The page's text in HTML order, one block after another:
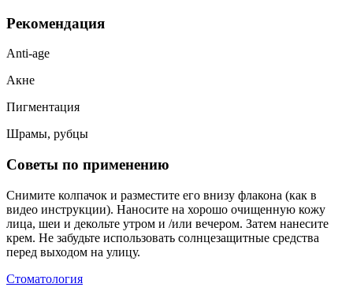
Рекомендация
Anti-age
Акне
Пигментация
Шрамы, рубцы
Советы по применению
Снимите колпачок и разместите его внизу флакона (как в
видео инструкции). Наносите на хорошо очищенную кожу
лица, шеи и декольте утром и /или вечером. Затем нанесите
крем. Не забудьте использовать солнцезащитные средства
перед выходом на улицу.
Стоматология